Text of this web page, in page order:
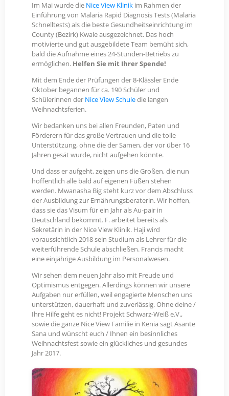
Im Mai wurde die Nice View Klinik im Rahmen der
Einführung von Malaria Rapid Diagnosis Tests (Malaria
Schnelltests) als die beste Gesundheitseinrichtung im
County (Bezirk) Kwale ausgezeichnet. Das hoch
motivierte und gut ausgebildete Team bemüht sich,
bald die Aufnahme eines 24-Stunden-Betriebs zu
ermöglichen. Helfen Sie mit Ihrer Spende!
Mit dem Ende der Prüfungen der 8-Klässler Ende
Oktober begannen für ca. 190 Schüler und
Schülerinnen der Nice View Schuledie langen
Weihnachtsferien.
Wir bedanken uns bei allen Freunden, Paten und
Förderern für das große Vertrauen und die tolle
Unterstützung, ohne die der Samen, der vor über 16
Jahren gesät wurde, nicht aufgehen könnte.
Und dass er aufgeht, zeigen uns die Großen, die nun
hoffentlich alle bald auf eigenen Füßen stehen
werden. Mwanasha Big steht kurz vor dem Abschluss
der Ausbildung zur Ernährungsberaterin. Wir hoffen,
dass sie das Visum für ein Jahr als Au-pair in
Deutschland bekommt. F. arbeitet bereits als
Sekretärin in der Nice View Klinik. Haji wird
voraussichtlich 2018 sein Studium als Lehrer für die
weiterführende Schule abschließen. Francis macht
eine einjährige Ausbildung im Personalwesen.
Wir sehen dem neuen Jahr also mit Freude und
Optimismus entgegen. Allerdings können wir unsere
Aufgaben nur erfüllen, weil engagierte Menschen uns
unterstützen, dauerhaft und zuverlässig. Ohne deine /
Ihre Hilfe geht es nicht! Projekt Schwarz-Weiß e.V.,
sowie die ganze Nice View Familie in Kenia sagt Asante
Sana und wünscht euch / Ihnen ein besinnliches
Weihnachtsfest sowie ein glückliches und gesundes
Jahr 2017.